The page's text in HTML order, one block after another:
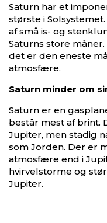
Saturn har et
største i
af små is- og
Saturns store
det er den eneste
atmosfære.
Saturn minder om
Saturn er en
består mest af brint.
Jupiter, men stadig
som Jorden. Der er
atmosfære end i
hvirvelstorme og
Jupiter.